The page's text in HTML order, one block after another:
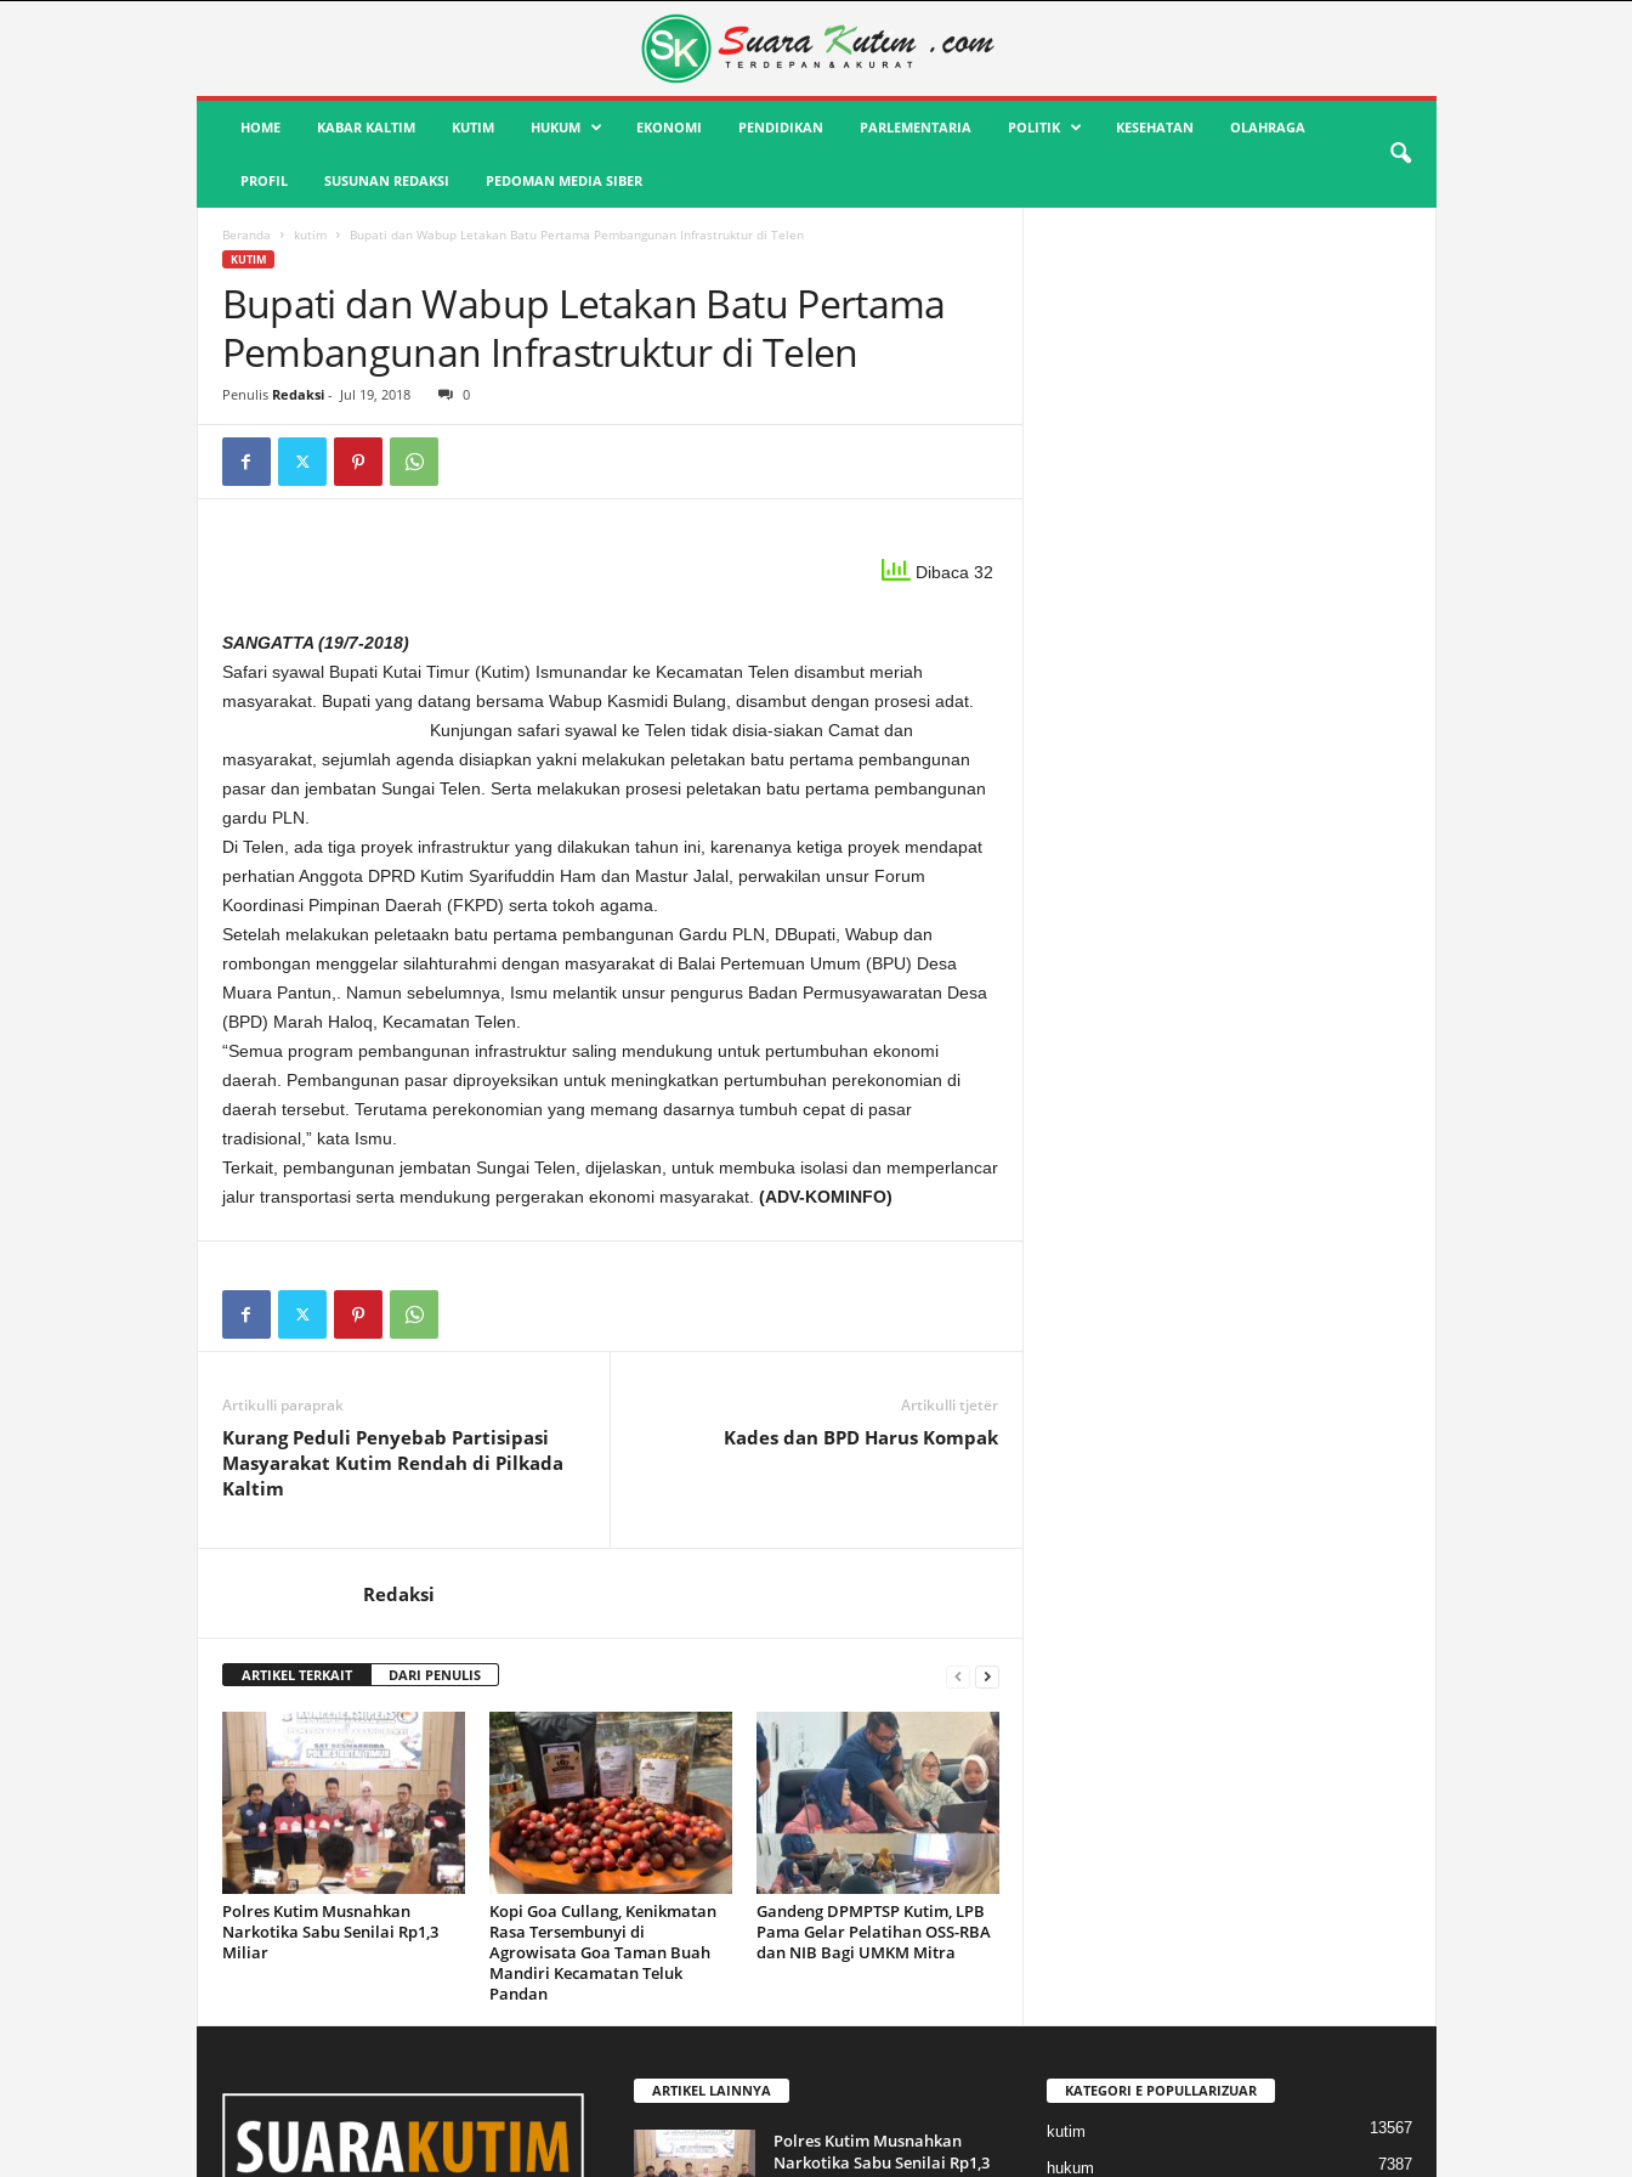
a
HOME KABAR KALTIM KUTIM HUKUM EKONOMI PENDIDIKAN PARLEMENTARIA POLITIK KESEHATAN OLAHRAGA
PROFIL SUSUNAN REDAKSI PEDOMAN MEDIA SIBER
Beranda kutim Bupati dan Wabup Letakan Batu Pertama Pembangunan Infrastruktur di Telen
KUTIM
Bupati dan Wabup Letakan Batu Pertama
Pembangunan Infrastruktur di Telen
Penulis Redaksi- Jul 19, 2018 0
Dibaca 32
SANGATTA (19/7-2018)
Safari syawal Bupati Kutai Timur (Kutim) Ismunandar ke Kecamatan Telen disambut meriah
masyarakat. Bupati yang datang bersama Wabup Kasmidi Bulang, disambut dengan prosesi adat.
Kunjungan safari syawal ke Telen tidak disia-siakan Camat dan
masyarakat, sejumlah agenda disiapkan yakni melakukan peletakan batu pertama pembangunan
pasar dan jembatan Sungai Telen. Serta melakukan prosesi peletakan batu pertama pembangunan
gardu PLN.
Di Telen, ada tiga proyek infrastruktur yang dilakukan tahun ini, karenanya ketiga proyek mendapat
perhatian Anggota DPRD Kutim Syarifuddin Ham dan Mastur Jalal, perwakilan unsur Forum
Koordinasi Pimpinan Daerah (FKPD) serta tokoh agama.
Setelah melakukan peletaakn batu pertama pembangunan Gardu PLN, DBupati, Wabup dan
rombongan menggelar silahturahmi dengan masyarakat di Balai Pertemuan Umum (BPU) Desa
Muara Pantun,. Namun sebelumnya, Ismu melantik unsur pengurus Badan Permusyawaratan Desa
(BPD) Marah Haloq, Kecamatan Telen.
“Semua program pembangunan infrastruktur saling mendukung untuk pertumbuhan ekonomi
daerah. Pembangunan pasar diproyeksikan untuk meningkatkan pertumbuhan perekonomian di
daerah tersebut. Terutama perekonomian yang memang dasarnya tumbuh cepat di pasar
tradisional,” kata Ismu.
Terkait, pembangunan jembatan Sungai Telen, dijelaskan, untuk membuka isolasi dan memperlancar
jalur transportasi serta mendukung pergerakan ekonomi masyarakat. (ADV-KOMINFO)
Artikulli paraprak
Kurang Peduli Penyebab Partisipasi
Masyarakat Kutim Rendah di Pilkada
Kaltim
Artikulli tjetër
Kades dan BPD Harus Kompak
Redaksi
ARTIKEL TERKAIT DARI PENULIS
Polres Kutim Musnahkan
Narkotika Sabu Senilai Rp1,3
Miliar
Kopi Goa Cullang, Kenikmatan
Rasa Tersembunyi di
Agrowisata Goa Taman Buah
Mandiri Kecamatan Teluk
Pandan
Gandeng DPMPTSP Kutim, LPB
Pama Gelar Pelatihan OSS-RBA
dan NIB Bagi UMKM Mitra
ARTIKEL LAINNYA
Polres Kutim Musnahkan
Narkotika Sabu Senilai Rp1,3
KATEGORI E POPULLARIZUAR
kutim 13567
hukum 7387